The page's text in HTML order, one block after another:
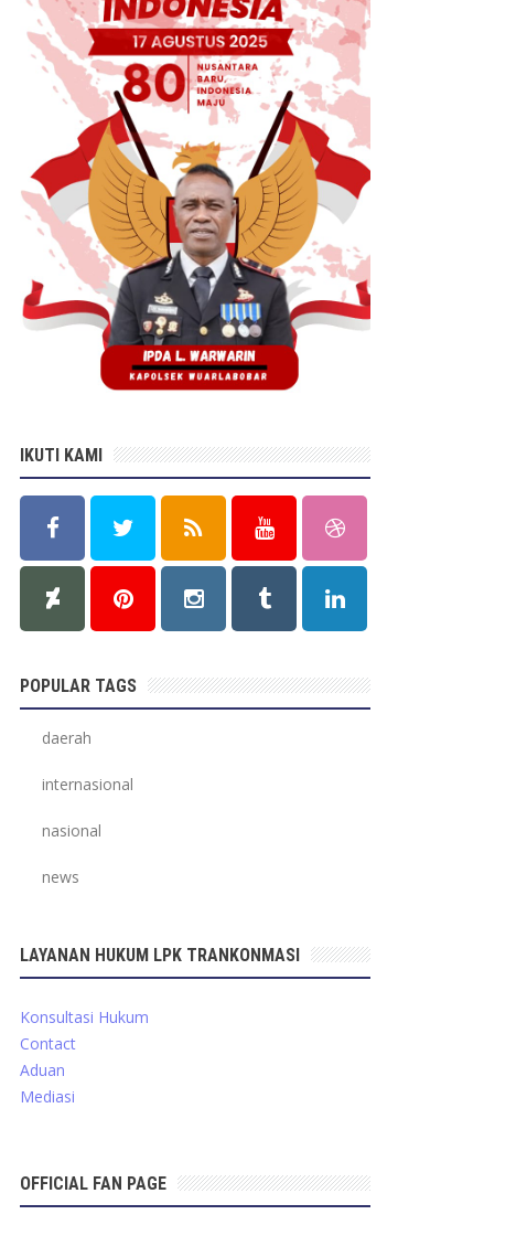
IKUTI KAMI
POPULAR TAGS
daerah
internasional
nasional
news
LAYANAN HUKUM LPK TRANKONMASI
Konsultasi Hukum
Contact
Aduan
Mediasi
OFFICIAL FAN PAGE